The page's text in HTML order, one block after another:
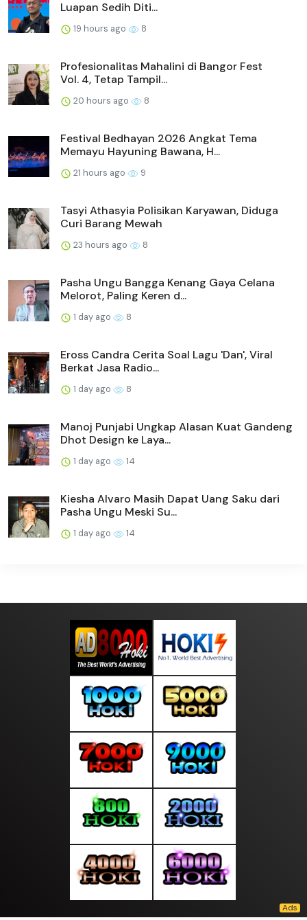
Luapan Sedih Diti...
19 hours ago 8
Profesionalitas Mahalini di Bangor Fest
Vol. 4, Tetap Tampil...
20 hours ago 8
Festival Bedhayan 2026 Angkat Tema
Memayu Hayuning Bawana, H...
21 hours ago 9
Tasyi Athasyia Polisikan Karyawan, Diduga
Curi Barang Mewah
23 hours ago 8
Pasha Ungu Bangga Kenang Gaya Celana
Melorot, Paling Keren d...
1 day ago 8
Eross Candra Cerita Soal Lagu 'Dan', Viral
Berkat Jasa Radio...
1 day ago 8
Manoj Punjabi Ungkap Alasan Kuat Gandeng
Dhot Design ke Laya...
1 day ago 14
Kiesha Alvaro Masih Dapat Uang Saku dari
Pasha Ungu Meski Su...
1 day ago 14